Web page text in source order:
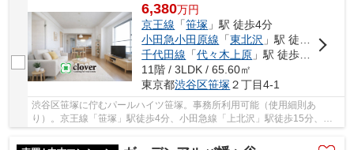
6,380万円
京王線 「笹塚 」駅 徒歩4分
小田急小田原線 「東北沢 」駅 徒歩15分
千代田線 「代々木上原 」駅 徒歩20分
11階 / 3LDK / 65.60㎡
東京都渋谷区笹塚 ２丁目4-1
渋谷区笹塚に佇むパールハイツ笹塚。事務所利用可能（使用細則あ
り）。京王線「笹塚」駅徒歩4分、小田急線「上北沢」駅徒歩15分、千